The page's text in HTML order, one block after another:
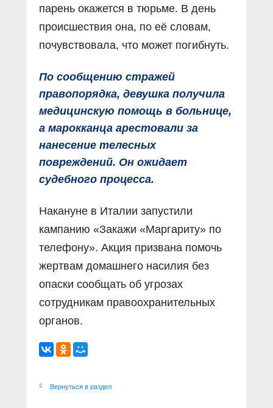
парень окажется в тюрьме. В день
происшествия она, по её словам,
почувствовала, что может погибнуть.
По сообщению стражей
правопорядка, девушка получила
медицинскую помощь в больнице,
а марокканца арестовали за
нанесение телесных
повреждений. Он ожидает
судебного процесса.
Накануне в Италии запустили
кампанию «Закажи «Маргариту» по
телефону». Акция призвана помочь
жертвам домашнего насилия без
опаски сообщать об угрозах
сотрудникам правоохранительных
органов.
Вернуться в раздел